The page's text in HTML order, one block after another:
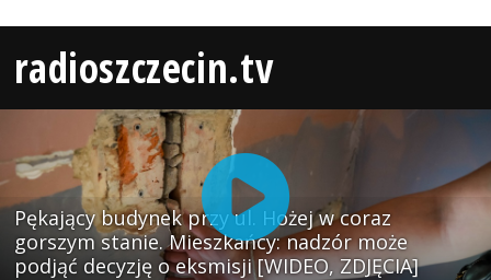
radioszczecin.tv
Pękający budynek przy ul. Hożej w coraz
gorszym stanie. Mieszkańcy: nadzór może
podjąć decyzję o eksmisji [WIDEO, ZDJĘCIA]